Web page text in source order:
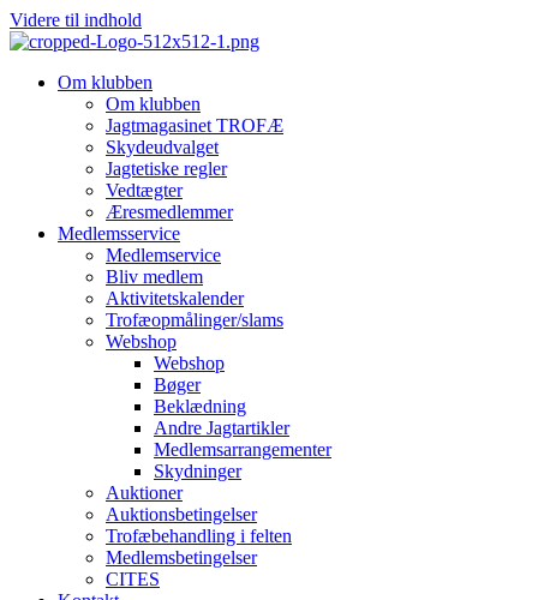
Videre til indhold
Om klubben
Om klubben
Jagtmagasinet TROFÆ
Skydeudvalget
Jagtetiske regler
Vedtægter
Æresmedlemmer
Medlemsservice
Medlemservice
Bliv medlem
Aktivitetskalender
Trofæopmålinger/slams
Webshop
Webshop
Bøger
Beklædning
Andre Jagtartikler
Medlemsarrangementer
Skydninger
Auktioner
Auktionsbetingelser
Trofæbehandling i felten
Medlemsbetingelser
CITES